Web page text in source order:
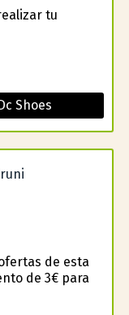
tu
Shoes
de esta
de 3€ para